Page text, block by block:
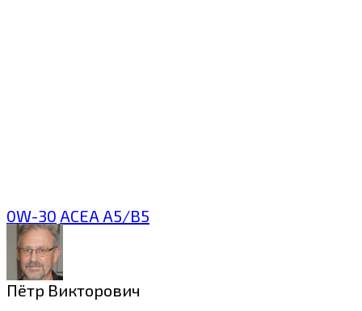
0W-30 ACEA A5/B5
Пётр Викторович